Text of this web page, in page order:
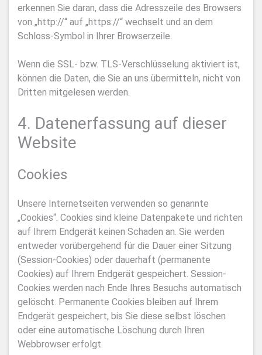
erkennen Sie daran, dass die Adresszeile des Browsers
von „http://“ auf „https://“ wechselt und an dem
Schloss-Symbol in Ihrer Browserzeile.
Wenn die SSL- bzw. TLS-Verschlüsselung aktiviert ist,
können die Daten, die Sie an uns übermitteln, nicht von
Dritten mitgelesen werden.
4. Datenerfassung auf dieser
Website
Cookies
Unsere Internetseiten verwenden so genannte
„Cookies“. Cookies sind kleine Datenpakete und richten
auf Ihrem Endgerät keinen Schaden an. Sie werden
entweder vorübergehend für die Dauer einer Sitzung
(Session-Cookies) oder dauerhaft (permanente
Cookies) auf Ihrem Endgerät gespeichert. Session-
Cookies werden nach Ende Ihres Besuchs automatisch
gelöscht. Permanente Cookies bleiben auf Ihrem
Endgerät gespeichert, bis Sie diese selbst löschen
oder eine automatische Löschung durch Ihren
Webbrowser erfolgt.